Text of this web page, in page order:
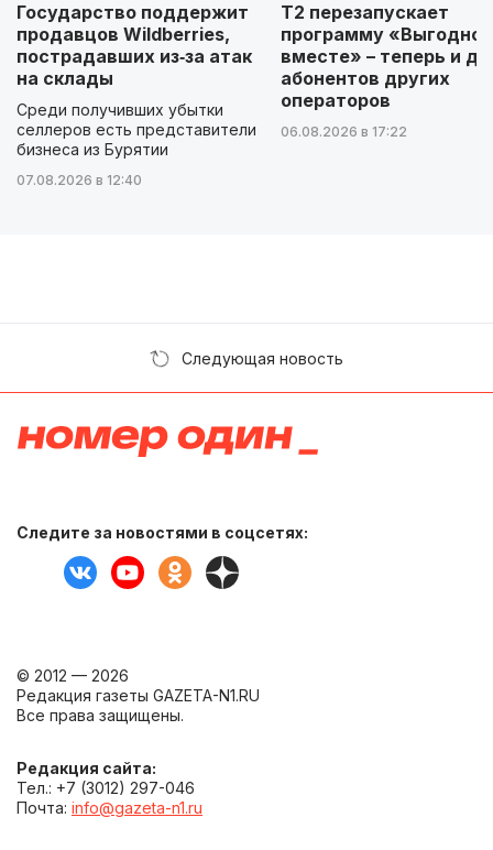
Государство поддержит
продавцов Wildberries,
пострадавших из‑за атак
на склады
Среди получивших убытки
селлеров есть представители
бизнеса из Бурятии
07.08.2026 в 12:40
Т2 перезапускает
программу «Выгодно
вместе» – теперь и
абонентов других
операторов
06.08.2026 в 17:22
Следующая новость
Следите за новостями в соцсетях:
© 2012 — 2026
Редакция газеты GAZETA-N1.RU
Все права защищены.
Редакция сайта:
Тел.: +7 (3012) 297-046
Почта: info@gazeta-n1.ru